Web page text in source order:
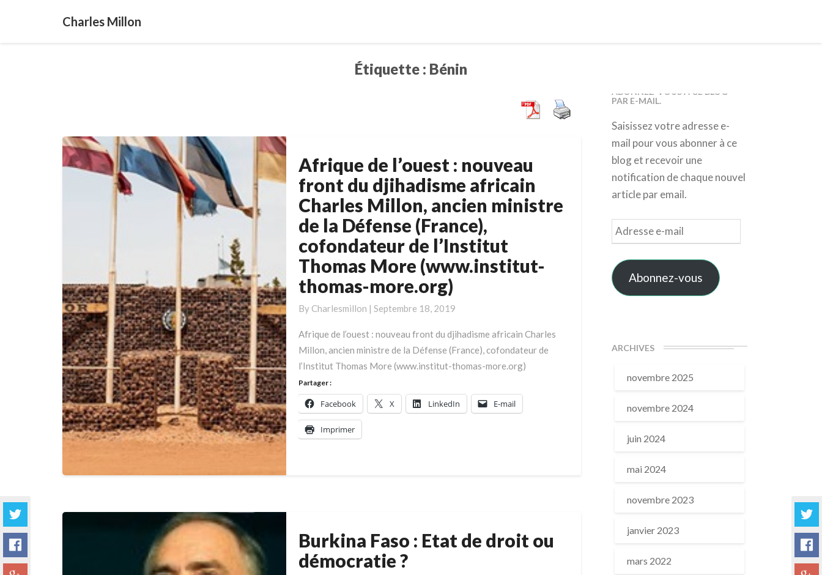
Charles Millon
Étiquette : Bénin
Afrique
de
l’ouest
:
nouveau
front
du
djihadisme
africain
Millon,
ancien
ministre
de
Défense
(France),
cofondateur
de
Afrique de l’ouest : nouveau
front du djihadisme africain
Charles Millon, ancien ministre
de la Défense (France),
cofondateur de l’Institut
Thomas More (www.institut-
thomas-more.org)
By Charlesmillon | Septembre 18, 2019
Afrique de l’ouest : nouveau front du djihadisme africain Charles
Millon, ancien ministre de la Défense (France), cofondateur de
l’Institut Thomas More (www.institut-thomas-more.org)
Partager :
Facebook X LinkedIn E-mail
Imprimer
Burkina
Faso
:
Burkina Faso : Etat de droit ou
démocratie ?
ABONNEZ-VOUS À CE BLOG
PAR E-MAIL.
Saisissez votre adresse e-
mail pour vous abonner à ce
blog et recevoir une
notification de chaque nouvel
article par email.
Adresse
e-
mail
Abonnez-vous
ARCHIVES
novembre 2025
novembre 2024
juin 2024
mai 2024
novembre 2023
janvier 2023
mars 2022